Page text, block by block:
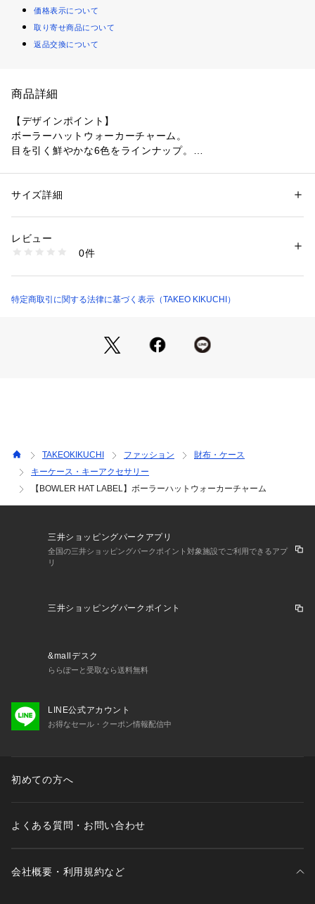
価格表示について
取り寄せ商品について
返品交換について
商品詳細
【デザインポイント】
ボーラーハットウォーカーチャーム。
目を引く鮮やかな6色をラインナップ。
キーリングとして使えば、ポーチや鍵に存在感と機能性をプラ
ょっとした個性を加えましょう。
添う品格を併せ持つモダントラッド。
デザイナー 菊池武夫の世界観を凝縮した、男の色気と遊び心
を前面に出したコレクション。
若干製品と画像のカラーが異なる場合もございます。
性別：メンズ
リー
生産国：ベトナム製
1095800005257
サイズ詳細
レビュー
0件
特定商取引に関する法律に基づく表示（TAKEO KIKUCHI）
TAKEOKIKUCHI ファッション
財布・ケース
キーケース・キーアクセサリー
【BOWLER HAT LABEL】ボーラーハットウォーカーチャーム
三井ショッピングパークアプリ
全国の三井ショッピングパークポイント対象施設でご利用できるアプ
リ
三井ショッピングパークポイント
&mallデスク
ららぽーと受取なら送料無料
LINE公式アカウント
お得なセール・クーポン情報配信中
初めての方へ
よくある質問・お問い合わせ
会社概要・利用規約など